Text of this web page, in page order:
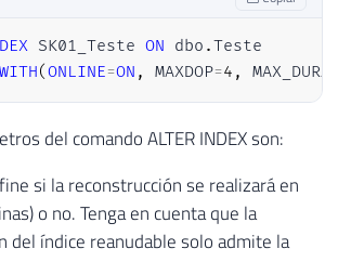
SK01_Teste ON dbo .Teste
WITH(ONLINE=ON , MAXDOP=4 ,
del comando ALTER INDEX son:
si la reconstrucción se realizará en
o no. Tenga en cuenta que la
del índice reanudable solo admite la